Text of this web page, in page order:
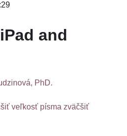
and
PhD.
veľkosť písma zväčšiť